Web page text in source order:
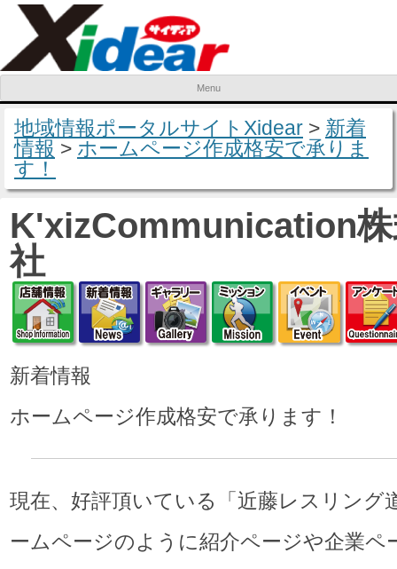
Menu
Skip to content
地域情報ポータルサイトXidear > 新着
情報 > ホームページ作成格安で承りま
す！
K'xizCommunication
社
店舗情報新着情報ギャラリーミッション
イベ
新着情報
ホームページ作成格安で承ります！
現在、好評頂いている「近藤レスリング
ームページのように紹介ページや企業ペ